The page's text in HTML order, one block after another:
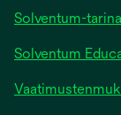
Solventum-
Solventum